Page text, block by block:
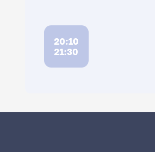
20:10
21:30